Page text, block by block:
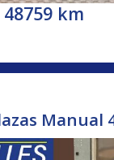
48759 km
Manual